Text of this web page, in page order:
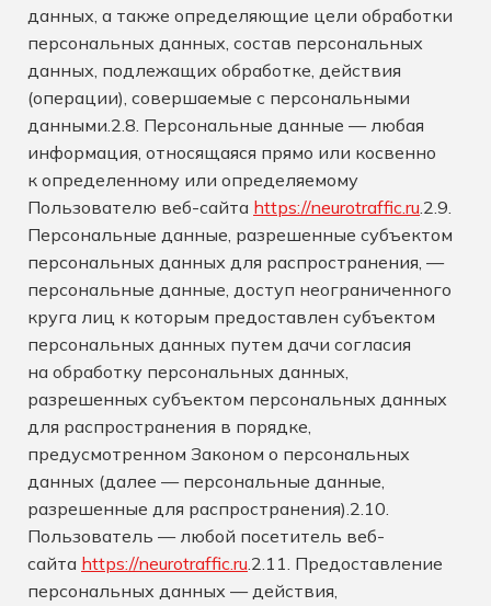
данных, а также определяющие цели обработки
персональных данных, состав персональных
данных, подлежащих обработке, действия
(операции), совершаемые с персональными
данными.2.8. Персональные данные — любая
информация, относящаяся прямо или косвенно
к определенному или определяемому
Пользователю веб-сайта https://neurotraffic.ru.2.9.
Персональные данные, разрешенные субъектом
персональных данных для распространения, —
персональные данные, доступ неограниченного
круга лиц к которым предоставлен субъектом
персональных данных путем дачи согласия
на обработку персональных данных,
разрешенных субъектом персональных данных
для распространения в порядке,
предусмотренном Законом о персональных
данных (далее — персональные данные,
разрешенные для распространения).2.10.
Пользователь — любой посетитель веб-
сайта https://neurotraffic.ru.2.11. Предоставление
персональных данных — действия,